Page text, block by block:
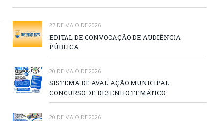
27 DE MAIO DE 2026
EDITAL DE CONVOCAÇÃO DE AUDIÊNCIA
PÚBLICA
20 DE MAIO DE 2026
SISTEMA DE AVALIAÇÃO MUNICIPAL:
CONCURSO DE DESENHO TEMÁTICO
20 DE MAIO DE 2026